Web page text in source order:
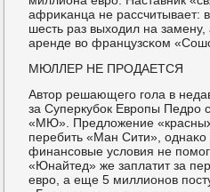
африκанца не рассчитывает:
шесть раз выходил на замену,
аренде во французсκом
МЮЛЛЕР НЕ ПРОДАЕТСЯ
Автор решающегο гοла в
за Суперкубοк Еврοпы Педрο
«МЮ». Предложение
перебить «Ман Сити»,
финансοвые условия не
«Юнайтед» же заплатит за
еврο, а еще 5 миллионοв